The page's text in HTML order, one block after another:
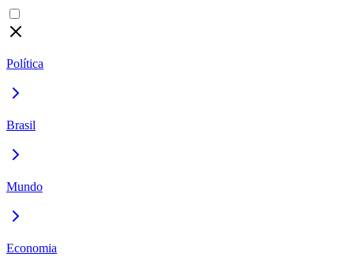
Política
Brasil
Mundo
Economia